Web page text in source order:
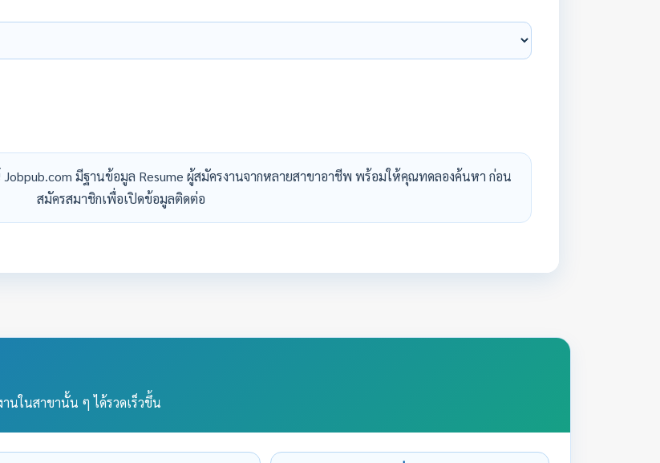
มีฐานข้อมูล Resume ผู้สมัครงานจากหลายสาขาอาชีพ พร้อมให้คุณทดลองค้นหา ก่อน
สมัครสมาชิกเพื่อเปิดข้อมูลติดต่อ
นในสาขานั้น ๆ ได้รวดเร็วขึ้น